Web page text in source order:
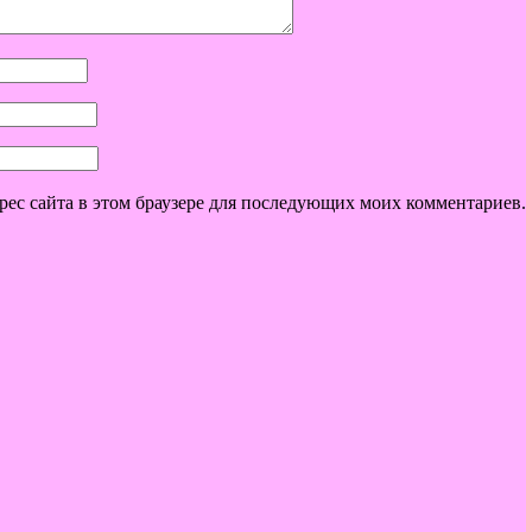
сайта в этом браузере для последующих моих комментариев.